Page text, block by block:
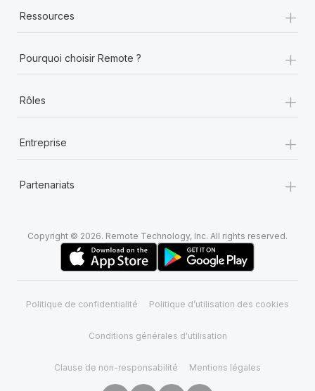
Ressources +
Pourquoi choisir Remote ? +
Rôles +
Entreprise +
Partenariats +
Copyright © 2026. Remote Technology, Inc. All rights reserved.
Politique de confidentialité Politique d’utilisation des cookies
Conditions générales d'utilisation
Clause de non-responsabilité Mentions légales